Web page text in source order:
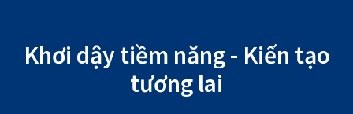
Khơi dậy tiềm năng - Kiến tạo
tương lai